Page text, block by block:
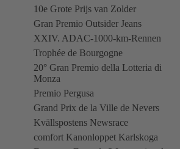
10e Grote Prijs van Zolder
Gran Premio Outsider Jeans
XXIV. ADAC-1000-km-Rennen
Trophée de Bourgogne
20° Gran Premio della Lotteria di
Monza
Premio Pergusa
Grand Prix de la Ville de Nevers
Kvällspostens Newsrace
comfort Kanonloppet Karlskoga